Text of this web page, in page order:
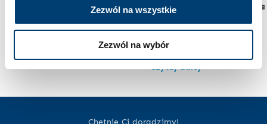
Zezwól na wszystkie
Zezwól na wybór
Sejf w bloku – czy to ma
sens? Kompleksowy
przewodnik 2026
Sejf domowy na
zabezpieczyć ważne
dokumenty dla rodziny
Czytaj dalej
Chętnie Ci doradzimy!